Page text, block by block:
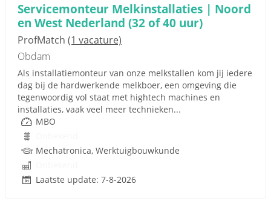
Servicemonteur Melkinstallaties | Noord
en West Nederland (32 of 40 uur)
ProfMatch (1 vacature)
Obdam
Als installatiemonteur van onze melkstallen kom jij iedere
dag bij de hardwerkende melkboer, een omgeving die
tegenwoordig vol staat met hightech machines en
installaties, vaak veel meer technieken...
MBO
Mechatronica, Werktuigbouwkunde
Laatste update: 7-8-2026